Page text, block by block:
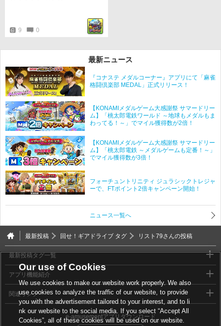
9 0
最新ニュース
『コナステ メダルコーナー』アプリにて「麻雀
格闘倶楽部 MEDAL」正式リリース！
【KONAMIメダルゲーム大感謝祭 サマードリー
ム】「桃太郎電鉄ワールド ～地球もメダルもま
わってる！～」でマイル獲得数が2倍！
【KONAMIメダルゲーム大感謝祭 サマードリー
ム】「桃太郎電鉄 ～メダルゲームも定番！～」
でマイル獲得数が3倍！
フォーチュントリニティ ジュラシックトレジャ
ーで、FTポイント2倍キャンペーン開始！
ニュース一覧へ
最新投稿 回せ！ギアドライブ タグ リスト79さんの投稿
最新投稿タグ一覧
アプリ機能紹介
関連リンク
e-amusementアプリダウンロード
Our use of Cookies
We use cookies to make our website work properly. We also
use cookies to analyze the traffic of our website, to provide
you with the advertisement tailored to your interest, and to li
nk our website to the social media. If you select “Accept All
Cookies”, all of these cookies will be used on our website.